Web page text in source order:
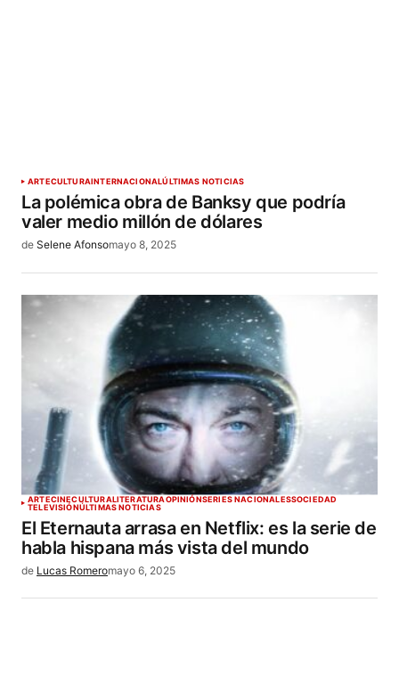
ARTECULTURAINTERNACIONALÚLTIMAS NOTICIAS
La polémica obra de Banksy que podría
valer medio millón de dólares
de Selene Afonsomayo 8, 2025
ARTECINECULTURALITERATURAOPINIÓNSERIES NACIONALESSOCIEDAD
TELEVISIÓNÚLTIMAS NOTICIAS
El Eternauta arrasa en Netflix: es la serie de
habla hispana más vista del mundo
de Lucas Romeromayo 6, 2025